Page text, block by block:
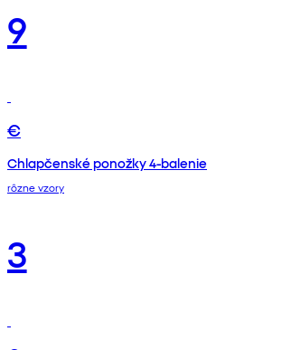
9
€
Chlapčenské ponožky 4-balenie
rôzne vzory
3